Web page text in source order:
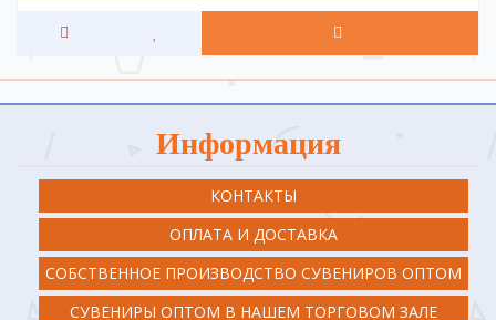
Информация
КОНТАКТЫ
ОПЛАТА И ДОСТАВКА
СОБСТВЕННОЕ ПРОИЗВОДСТВО СУВЕНИРОВ ОПТОМ
СУВЕНИРЫ ОПТОМ В НАШЕМ ТОРГОВОМ ЗАЛЕ